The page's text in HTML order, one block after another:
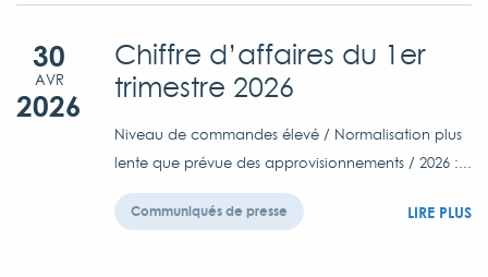
30
AVR
2026
Chiffre d’affaires du 1er
trimestre 2026
Niveau de commandes élevé / Normalisation plus
lente que prévue des approvisionnements / 2026 :...
Communiqués de presse LIRE PLUS